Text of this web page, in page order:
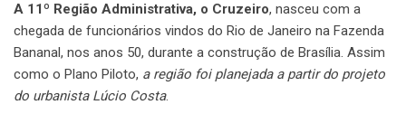
A 11º Região Administrativa, o Cruzeiro, nasceu com a
chegada de funcionários vindos do Rio de Janeiro na Fazenda
Bananal, nos anos 50, durante a construção de Brasília. Assim
como o Plano Piloto, a região foi planejada a partir do projeto
do urbanista Lúcio Costa.